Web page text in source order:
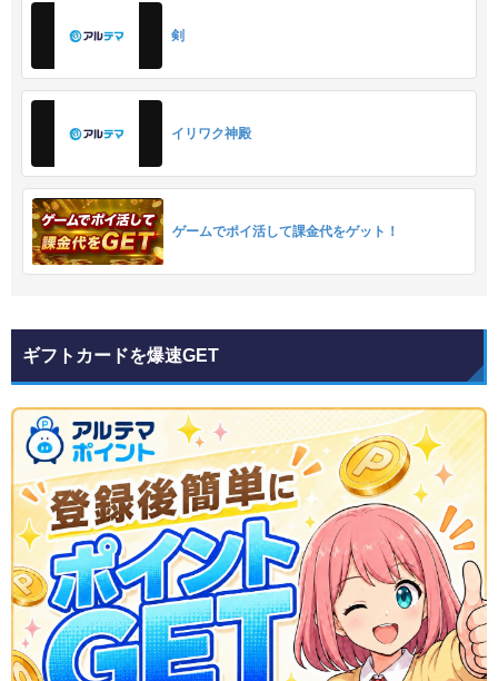
剣
イリワク神殿
ゲームでポイ活して課金代をゲット！
ギフトカードを爆速GET